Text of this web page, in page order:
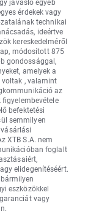
javasló egyéb
érdekek vagy
technikai
ideértve
kereskedelméről
módosított 875
gondossággal,
amelyek a
, valamint
az
figyelembevétele
befektetési
semmilyen
XTB S.A. nem
foglalt
elidegenítéséért.
eszközökkel
vagy